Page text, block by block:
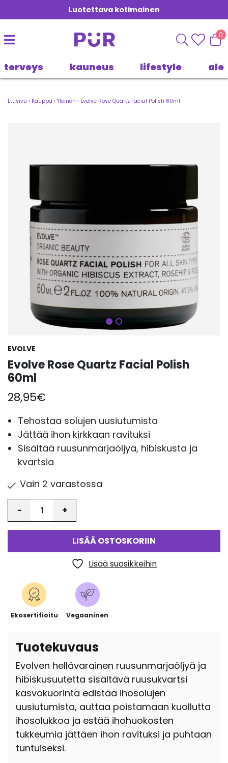
Luotettava kotimainen
0
terveys kauneus lifestyle ale
Etusivu › Kauppa › Yleinen › Evolve Rose Quartz Facial Polish 60ml
Seuraava
EVOLVE
Evolve Rose Quartz Facial Polish
60ml
28,95€
Tehostaa solujen uusiutumista
Jättää ihon kirkkaan ravituksi
Sisältää ruusunmarjaöljyä, hibiskusta ja
kvartsia
Vain 2 varastossa
LISÄÄ OSTOSKORIIN
Lisää suosikkeihin
Ekosertifioitu Vegaaninen
Tuotekuvaus
Evolven hellävarainen ruusunmarjaöljyä ja
hibiskusuutetta sisältävä ruusukvartsi
kasvokuorinta edistää ihosolujen
uusiutumista, auttaa poistamaan kuollutta
ihosolukkoa ja estää ihohuokosten
tukkeumia jättäen ihon ravituksi ja puhtaan
tuntuiseksi.